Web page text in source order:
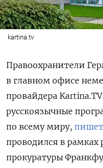
kartina.tv
Правоохранители
в главном офисе
провайдера
русскоязычные
по всему миру, пишет
проводился в рамках
прокуратуры